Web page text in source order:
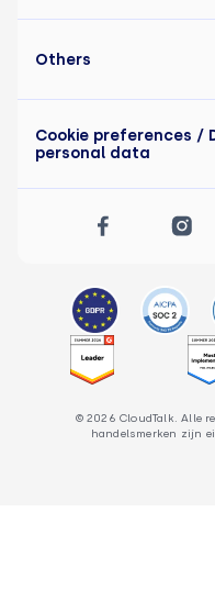
© 2026 CloudTalk. Alle
handelsmerken zijn
Others
Cookie preferences /
personal data